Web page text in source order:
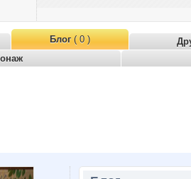
Блог( 0 )